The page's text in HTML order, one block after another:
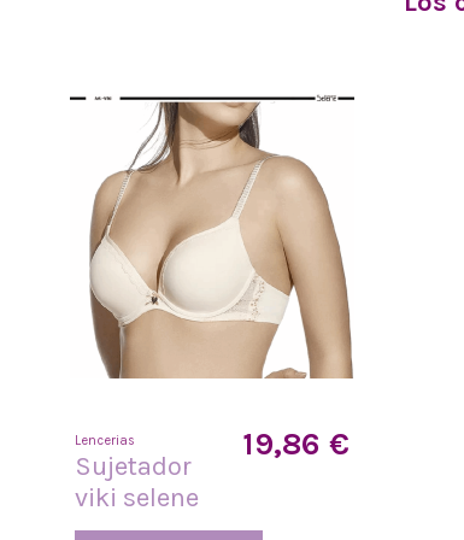
Lencerias
Sujetador
viki selene
19,86 €